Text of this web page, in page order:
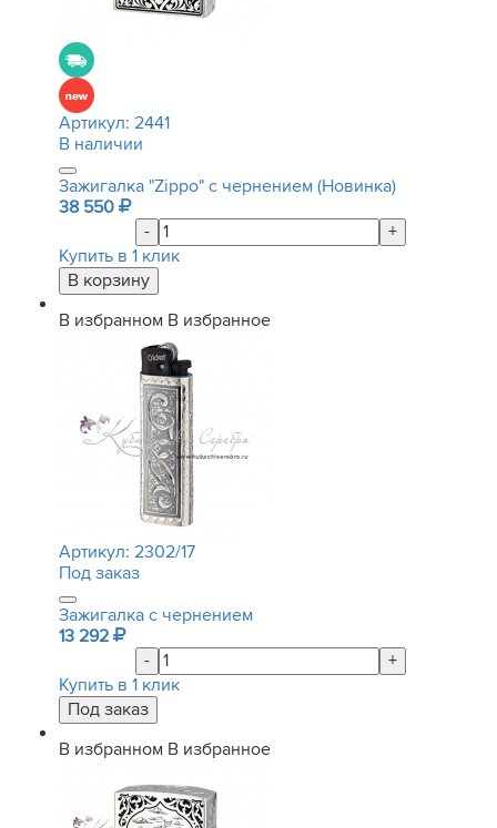
Артикул: 2441
В наличии
Зажигалка "Zippo" с чернением (Новинка)
38 550
-
+
Купить в 1 клик
В избранном В избранное
Артикул: 2302/17
Под заказ
Зажигалка с чернением
13 292
-
+
Купить в 1 клик
В избранном В избранное